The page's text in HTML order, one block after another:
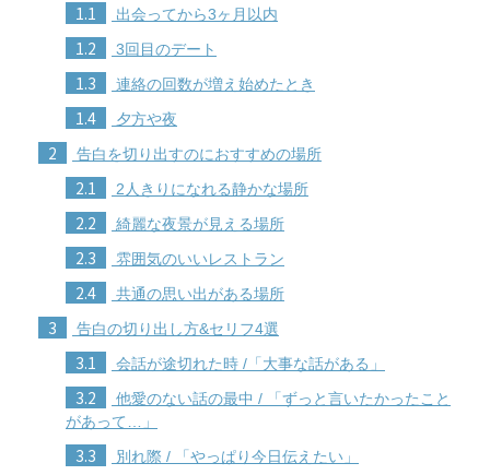
1.1 出会ってから3ヶ月以内
1.2 3回目のデート
1.3 連絡の回数が増え始めたとき
1.4 夕方や夜
2 告白を切り出すのにおすすめの場所
2.1 2人きりになれる静かな場所
2.2 綺麗な夜景が見える場所
2.3 雰囲気のいいレストラン
2.4 共通の思い出がある場所
3 告白の切り出し方&セリフ4選
3.1 会話が途切れた時 /「大事な話がある」
3.2
他愛のない話の最中 / 「ずっと言いたかったこと
があって…」
3.3 別れ際 / 「やっぱり今日伝えたい」